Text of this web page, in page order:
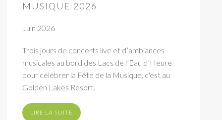
MUSIQUE 2026
Juin 2026
Trois jours de concerts live et d’ambiances
musicales au bord des Lacs de l’Eau d’Heure
pour célébrer la Fête de la Musique, c'est au
Golden Lakes Resort.
LIRE LA SUITE